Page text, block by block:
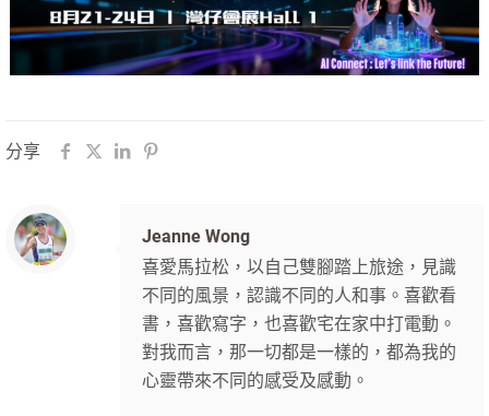
分享
Jeanne Wong
喜愛馬拉松，以自己雙腳踏上旅途，見識
不同的風景，認識不同的人和事。喜歡看
書，喜歡寫字，也喜歡宅在家中打電動。
對我而言，那一切都是一樣的，都為我的
心靈帶來不同的感受及感動。